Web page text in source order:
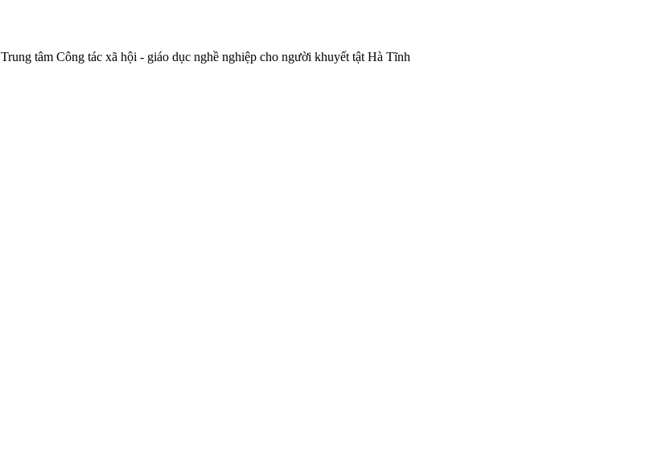
Trung tâm Công tác xã hội - giáo dục nghề nghiệp cho người khuyết tật Hà Tĩnh